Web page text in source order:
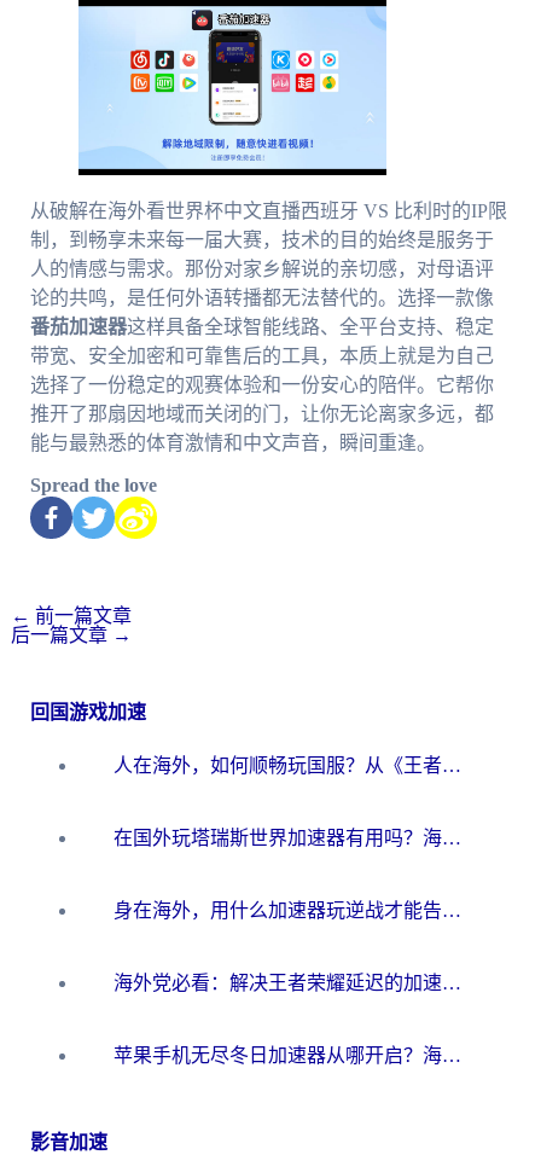
从破解在海外看世界杯中文直播西班牙 VS 比利时的IP限
制，到畅享未来每一届大赛，技术的目的始终是服务于
人的情感与需求。那份对家乡解说的亲切感，对母语评
论的共鸣，是任何外语转播都无法替代的。选择一款像
番茄加速器这样具备全球智能线路、全平台支持、稳定
带宽、安全加密和可靠售后的工具，本质上就是为自己
选择了一份稳定的观赛体验和一份安心的陪伴。它帮你
推开了那扇因地域而关闭的门，让你无论离家多远，都
能与最熟悉的体育激情和中文声音，瞬间重逢。
Spread the love
← 前一篇文章
后一篇文章 →
回国游戏加速
人在海外，如何顺畅玩国服？从《王者荣耀》到《云图计划》的加速器终极指南
在国外玩塔瑞斯世界加速器有用吗？海外玩家亲测后的真实答案
身在海外，用什么加速器玩逆战才能告别延迟？
海外党必看：解决王者荣耀延迟的加速器终极指南——从EVE到猫和老鼠，一个工具全搞定
苹果手机无尽冬日加速器从哪开启？海外玩家的冬日生存指南
影音加速